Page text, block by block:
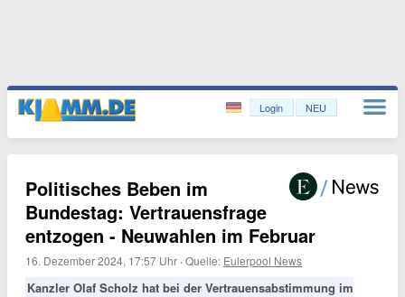
Login NEU
Politisches Beben im
Bundestag: Vertrauensfrage
entzogen - Neuwahlen im Februar
16. Dezember 2024, 17:57 Uhr ·Quelle: Eulerpool News
Kanzler Olaf Scholz hat bei der Vertrauensabstimmung im